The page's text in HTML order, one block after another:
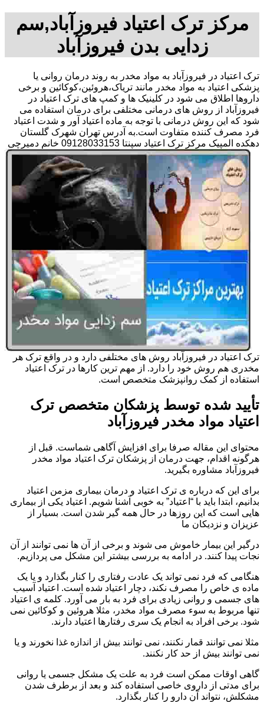
مرکز ترک اعتیاد فیروزآباد,سم
زدایی بدن فیروزآباد
ترک اعتیاد در فیروزآباد به مواد مخدر به روند درمان روانی یا
پزشکی اعتیاد به مواد مخدر مانند تریاک،هروئین،کوکائین و برخی
داروها اطلاق می شود در کلینیک ها و کمپ های ترک اعتیاد در
فیروزآباد از روش های درمانی مختلفی برای درمان استفاده می
شود که این روش درمانی با توجه به ماده اعتیاد آور و شدت اعتیاد
فرد مصرف کننده متفاوت است.به آدرس تهران شهرک گلستان
دهکده المپیک مرکز ترک اعتیاد سپنتا 09128033153 خانم دمیرچی
ترک اعتیاد در فیروزآباد روش های مختلفی دارد و در واقع ترک هر
مخدری هم روش خود را دارد. از مهم ترین کارها در ترک اعتیاد
استفاده از کمک روانپزشک متخصص است.
تأیید شده توسط پزشکان متخصص ترک
اعتیاد مواد مخدر فیروزآباد
محتوای این مقاله صرفا برای افزایش آگاهی شماست. قبل از
هرگونه اقدام، جهت درمان از پزشکان ترک اعتیاد مواد مخدر
فیروزآباد مشاوره بگیرید.
برای این که درباره ی ترک اعتیاد و درمان بیماری مزمن اعتیاد
بدانیم، ابتدا باید با “اعتیاد” به خوبی آشنا شویم. اعتیاد یکی از بیماری
هایی است که این روزها در حال همه گیر شدن است. بسیار از
عزیزان و نزدیکان ما
درگیر این بیمار خاموش می شوند و برخی از آن ها نمی توانند از آن
نجات پیدا کنند. در ادامه به بررسی بیشتر این مشکل می پردازیم.
هنگامی که فرد نمی تواند یک عادت رفتاری را کنار بگذارد و یا یک
ماده ی خاص را مصرف نکند، دچار اعتیاد شده است. اعتیاد آسیب
های جسمی و روانی زیادی برای فرد به بار می آورد. کلمه ی اعتیاد
تنها مربوط به سوء مصرف مواد مخدر، مثلا هروئین و کوکائین نمی
شود. برخی افراد به انجام یک سری رفتارها اعتیاد دارند.
مثلا نمی توانند قمار نکنند، نمی توانند بیش از اندازه غذا نخورند و یا
نمی توانند بیش از حد کار نکنند.
گاهی اوقات ممکن است فرد به علت یک مشکل جسمی یا روانی
برای مدتی از داروی خاصی استفاده کند و بعد از برطرف شدن
مشکلش، نتواند آن دارو را کنار بگذارد.